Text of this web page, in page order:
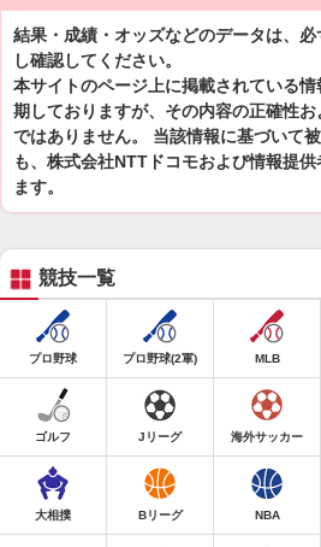
結果・成績・オッズなどのデータは、
し確認してください。
本サイトのページ上に掲載されている
期しておりますが、その内容の正確性
ではありません。 当該情報に基づいて
も、株式会社NTTドコモおよび情報提
ます。
競技一覧
プロ野球 プロ野球(2軍) MLB
ゴルフ Jリーグ 海外サッカー
大相撲 Bリーグ NBA